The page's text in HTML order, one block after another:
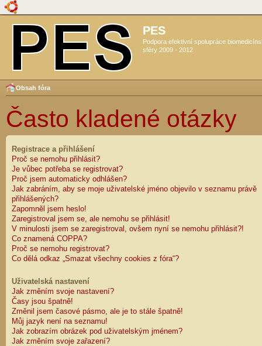
PES
Podpora efektivní spolupráce
sféry 2009 - 2012
Obsah fóra
Často kladené otázky
Registrace a přihlášení
Proč se nemohu přihlásit?
Je vůbec potřeba se registrovat?
Proč jsem automaticky odhlášen?
Jak zabráním, aby se moje uživatelské jméno objevilo v seznamu právě
přihlášených?
Zapomněl jsem heslo!
Zaregistroval jsem se, ale nemohu se přihlásit!
V minulosti jsem se zaregistroval, ovšem nyní se nemohu přihlásit?!
Co znamená COPPA?
Proč se nemohu registrovat?
Co dělá odkaz „Smazat všechny cookies z fóra“?
Uživatelská nastavení
Jak změním svoje nastavení?
Časy jsou špatně!
Změnil jsem časové pásmo, ale je to stále špatně!
Můj jazyk není na seznamu!
Jak zobrazím obrázek pod uživatelským jménem?
Jak změním svoje zařazení?